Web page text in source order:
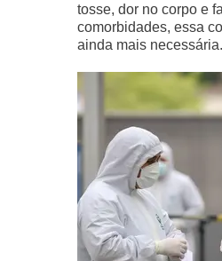
tosse, dor no corpo e
comorbidades, essa
ainda mais necessária.